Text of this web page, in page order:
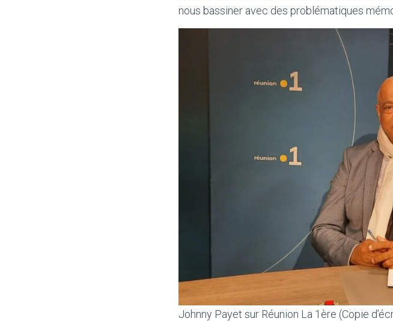
nous bassiner avec des problématiques
Johnny Payet sur Réunion La 1ère (Copie